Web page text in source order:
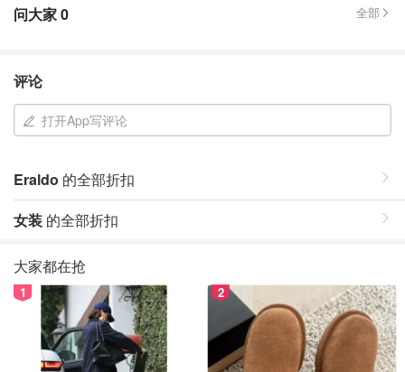
问大家0 全部
评论
打开App写评论
Eraldo 的全部折扣
女装 的全部折扣
大家都在抢
1 2